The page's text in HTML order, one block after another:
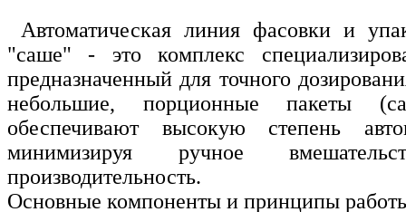
Автоматическая линия фасовки и
"саше" - это комплекс
предназначенный для точного
небольшие, порционные пакеты
обеспечивают высокую степень
минимизируя ручное
производительность.
Основные компоненты и принципы